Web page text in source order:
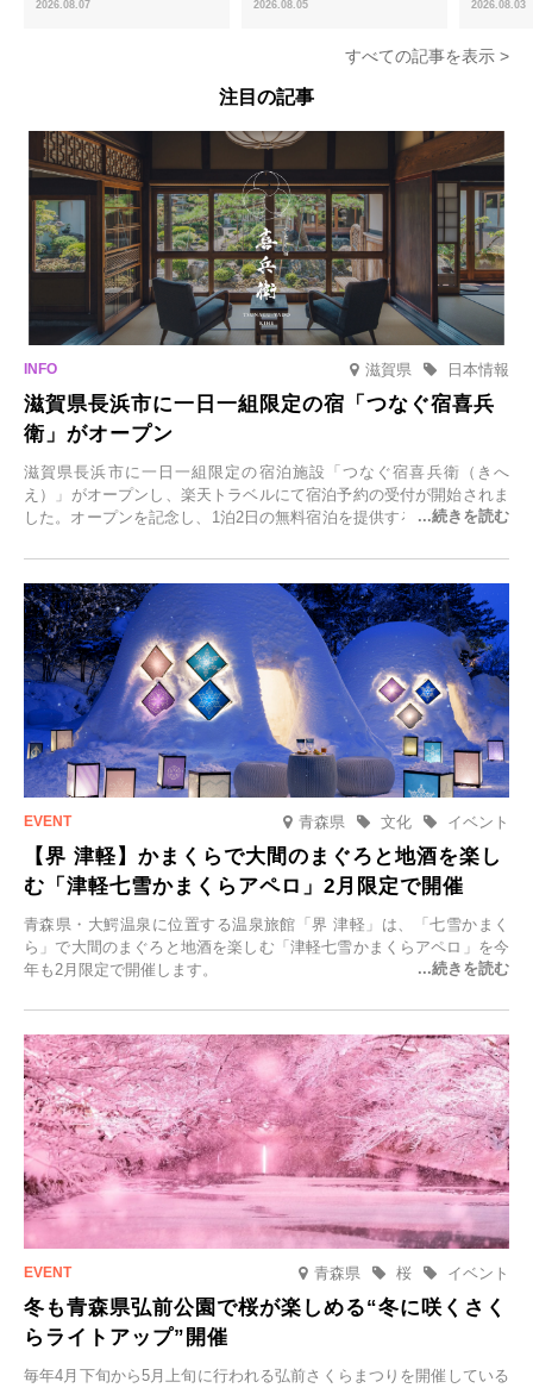
ほうじ茶のあんみつ」を8月中旬
2026.08.07
ける「宇治抹茶ティラミス」が新
2026.08.05 限定販売
2026.08.03
すべての記事を表示 >
注目の記事
滋賀県 日本情報
滋賀県長浜市に一日一組限定の宿「つなぐ宿喜兵
衛」がオープン
滋賀県長浜市に一日一組限定の宿泊施設「つなぐ宿喜兵衛（きへ
え）」がオープンし、楽天トラベルにて宿泊予約の受付が開始されま
した。オープンを記念し、1泊2日の無料宿泊を提供するキャンペーン
一組限定の宿だからこそ叶う、大切な人との特別な時間を体験いただ
けます。
青森県 イベント
文化
【界 津軽】かまくらで大間のまぐろと地酒を楽し
む「津軽七雪かまくらアペロ」2月限定で開催
青森県・大鰐温泉に位置する温泉旅館「界 津軽」は、「七雪かまく
ら」で大間のまぐろと地酒を楽しむ「津軽七雪かまくらアペロ」を今
年も2月限定で開催します。
青森県 イベント
桜
冬も青森県弘前公園で桜が楽しめる“冬に咲くさく
らライトアップ”開催
毎年4月下旬から5月上旬に行われる弘前さくらまつりを開催している